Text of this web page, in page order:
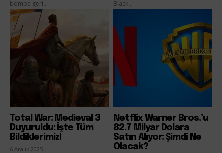
bomba geri... Black...
Total War: Medieval 3
Duyuruldu: İşte Tüm
Bildiklerimiz!
6 Aralık 2025
Netflix Warner Bros.’u
82.7 Milyar Dolara
Satın Alıyor: Şimdi Ne
Olacak?